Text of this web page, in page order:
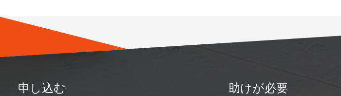
申し込む 助けが必要